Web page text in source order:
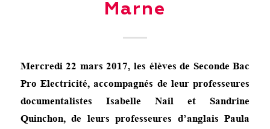
Marne
Mercredi 22 mars 2017, les élèves de Seconde Bac
Pro Electricité, accompagnés de leur professeures
documentalistes Isabelle Nail et Sandrine
Quinchon, de leurs professeures d’anglais Paula